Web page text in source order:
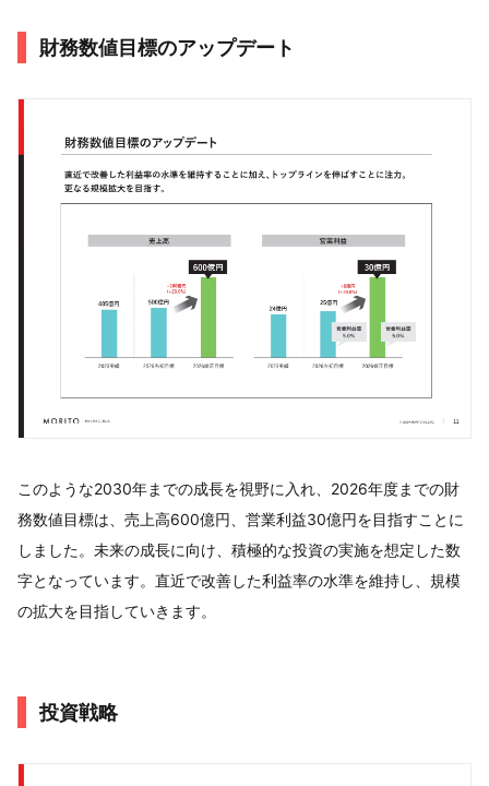
財務数値目標のアップデート
このような2030年までの成長を視野に入れ、2026年度までの財
務数値目標は、売上高600億円、営業利益30億円を目指すことに
しました。未来の成長に向け、積極的な投資の実施を想定した数
字となっています。直近で改善した利益率の水準を維持し、規模
の拡大を目指していきます。
投資戦略